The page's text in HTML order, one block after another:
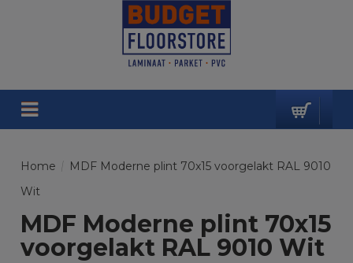
Home
MDF Moderne plint 70x15 voorgelakt RAL 9010
Wit
MDF Moderne plint 70x15
voorgelakt RAL 9010 Wit